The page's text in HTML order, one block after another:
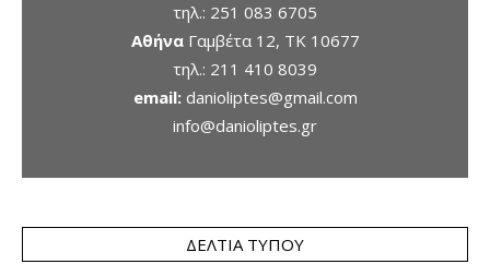
τηλ.: 251 083 6705
ΑθήναΓαμβέτα 12, ΤΚ 10677
τηλ.: 211 410 8039
email: danioliptes@gmail.com
info@danioliptes.gr
ΔΕΛΤΊΑ ΤΎΠΟΥ